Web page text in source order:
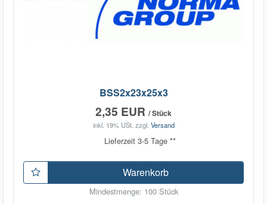
BSS2x23x25x3
2,35 EUR / Stück
inkl. 19% USt. zzgl. Versand
Lieferzeit 3-5 Tage **
Warenkorb
Mindestmenge: 100 Stück